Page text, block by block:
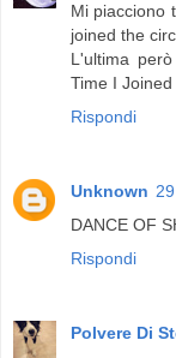
Mi piacciono
joined the
L'ultima
Time I
Rispondi
Unknown
DANCE OF
Rispondi
Polvere Di